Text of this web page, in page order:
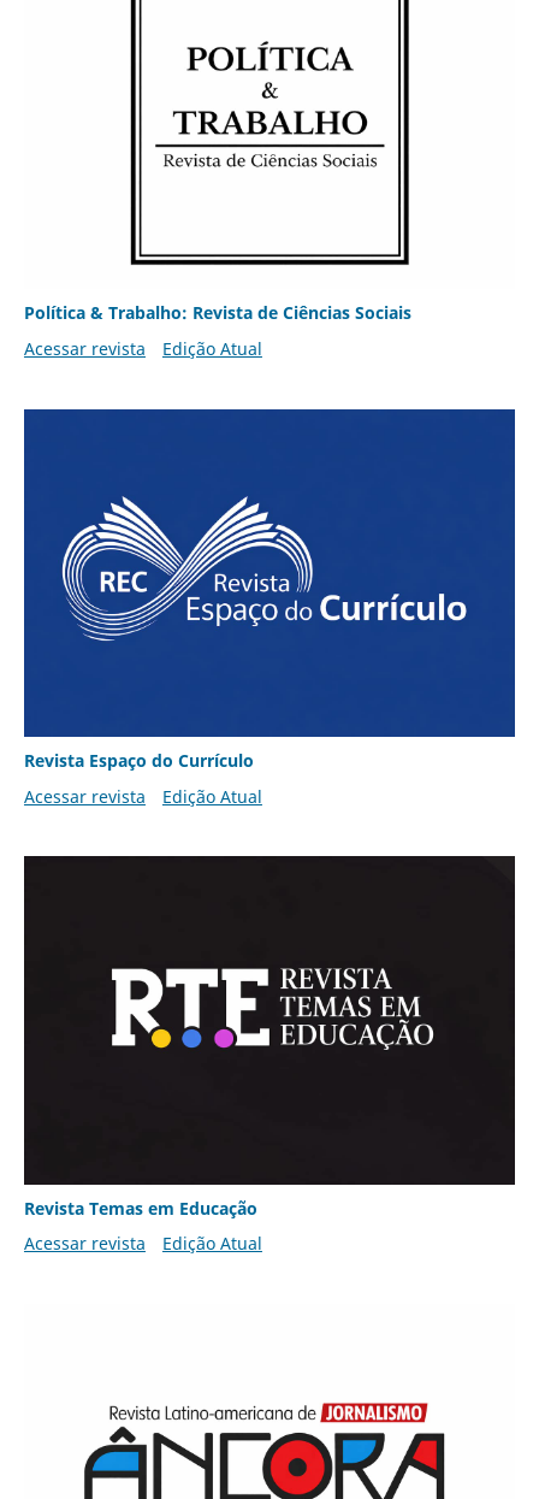
Política & Trabalho: Revista de Ciências Sociais
Acessar revista
Edição Atual
Revista Espaço do Currículo
Acessar revista
Edição Atual
Revista Temas em Educação
Acessar revista
Edição Atual